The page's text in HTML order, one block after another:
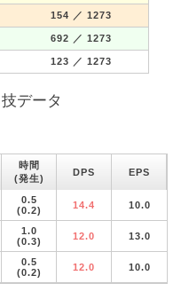
154 ／ 1273
692 ／ 1273
123 ／ 1273
データ
時間
(発生)
DPS EPS
0.5
(0.2)
14.4 10.0
1.0
(0.3)
12.0 13.0
0.5
(0.2)
12.0 10.0